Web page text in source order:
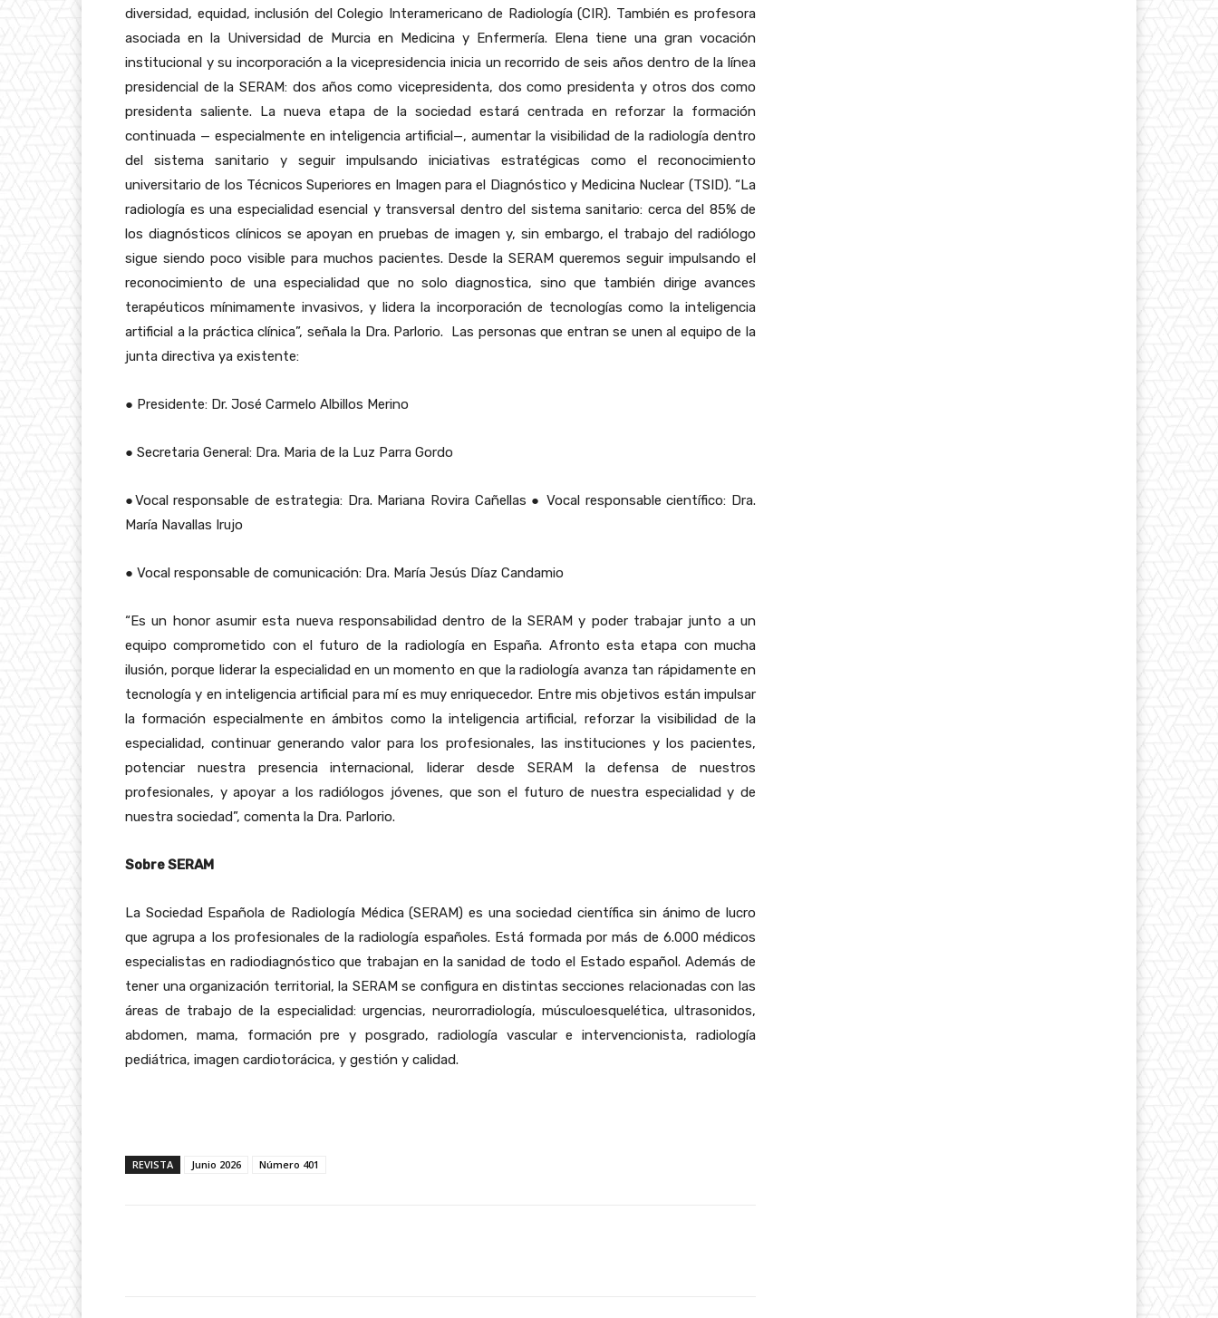
diversidad, equidad, inclusión del Colegio Interamericano de Radiología (CIR). También es profesora
asociada en la Universidad de Murcia en Medicina y Enfermería. Elena tiene una gran vocación
institucional y su incorporación a la vicepresidencia inicia un recorrido de seis años dentro de la línea
presidencial de la SERAM: dos años como vicepresidenta, dos como presidenta y otros dos como
presidenta saliente. La nueva etapa de la sociedad estará centrada en reforzar la formación
continuada — especialmente en inteligencia artificial—, aumentar la visibilidad de la radiología dentro
del sistema sanitario y seguir impulsando iniciativas estratégicas como el reconocimiento
universitario de los Técnicos Superiores en Imagen para el Diagnóstico y Medicina Nuclear (TSID). “La
radiología es una especialidad esencial y transversal dentro del sistema sanitario: cerca del 85% de
los diagnósticos clínicos se apoyan en pruebas de imagen y, sin embargo, el trabajo del radiólogo
sigue siendo poco visible para muchos pacientes. Desde la SERAM queremos seguir impulsando el
reconocimiento de una especialidad que no solo diagnostica, sino que también dirige avances
terapéuticos mínimamente invasivos, y lidera la incorporación de tecnologías como la inteligencia
artificial a la práctica clínica”, señala la Dra. Parlorio. Las personas que entran se unen al equipo de la
junta directiva ya existente:
● Presidente: Dr. José Carmelo Albillos Merino
● Secretaria General: Dra. Maria de la Luz Parra Gordo
●Vocal responsable de estrategia: Dra. Mariana Rovira Cañellas ● Vocal responsable científico: Dra.
María Navallas Irujo
● Vocal responsable de comunicación: Dra. María Jesús Díaz Candamio
“Es un honor asumir esta nueva responsabilidad dentro de la SERAM y poder trabajar junto a un
equipo comprometido con el futuro de la radiología en España. Afronto esta etapa con mucha
ilusión, porque liderar la especialidad en un momento en que la radiología avanza tan rápidamente en
tecnología y en inteligencia artificial para mí es muy enriquecedor. Entre mis objetivos están impulsar
la formación especialmente en ámbitos como la inteligencia artificial, reforzar la visibilidad de la
especialidad, continuar generando valor para los profesionales, las instituciones y los pacientes,
potenciar nuestra presencia internacional, liderar desde SERAM la defensa de nuestros
profesionales, y apoyar a los radiólogos jóvenes, que son el futuro de nuestra especialidad y de
nuestra sociedad”, comenta la Dra. Parlorio.
Sobre SERAM
La Sociedad Española de Radiología Médica (SERAM) es una sociedad científica sin ánimo de lucro
que agrupa a los profesionales de la radiología españoles. Está formada por más de 6.000 médicos
especialistas en radiodiagnóstico que trabajan en la sanidad de todo el Estado español. Además de
tener una organización territorial, la SERAM se configura en distintas secciones relacionadas con las
áreas de trabajo de la especialidad: urgencias, neurorradiología, músculoesquelética, ultrasonidos,
abdomen, mama, formación pre y posgrado, radiología vascular e intervencionista, radiología
pediátrica, imagen cardiotorácica, y gestión y calidad.
REVISTA Junio 2026 Número 401